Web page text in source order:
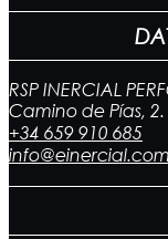
RSP INERCIAL
Camino de Pías,
+34 659 910 685
info@einercial.com